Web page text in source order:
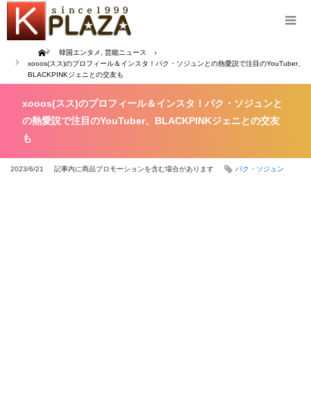
Home 韓国エンタメ
芸能ニュース
xooos(スス)のプロフィール＆インスタ！パク・ソジュンとの熱愛説で注目のYouTuber、
BLACKPINKジェニとの交友も
xooos(スス)のプロフィール＆インスタ！パク・ソジュンと
の熱愛説で注目のYouTuber、BLACKPINKジェニとの交友
も
2023/6/21 記事内に商品プロモーションを含む場合があります パク・ソジュン